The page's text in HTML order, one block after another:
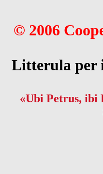
© 2006
Litterula
«Ubi Petrus, ibi